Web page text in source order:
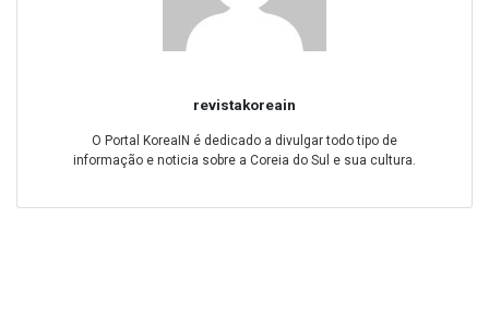
revistakoreain
O Portal KoreaIN é dedicado a divulgar todo tipo de
informação e noticia sobre a Coreia do Sul e sua cultura.